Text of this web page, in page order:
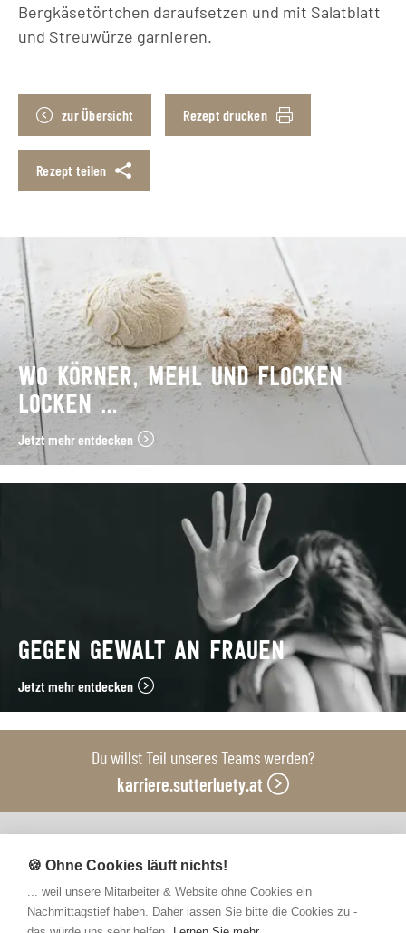
Bergkäsetörtchen daraufsetzen und mit Salatblatt
und Streuwürze garnieren.
zur Übersicht Rezept drucken
Rezept teilen
WO KÖRNER, MEHL UND FLOCKEN
LOCKEN …
Jetzt mehr entdecken
GEGEN GEWALT AN FRAUEN
Jetzt mehr entdecken
Du willst Teil unseres Teams werden?
karriere.sutterluety.at
Unsere Produktionsbetriebe
🍪 Ohne Cookies läuft nichts!
... weil unsere Mitarbeiter & Website ohne Cookies ein
Nachmittagstief haben. Daher lassen Sie bitte die Cookies zu -